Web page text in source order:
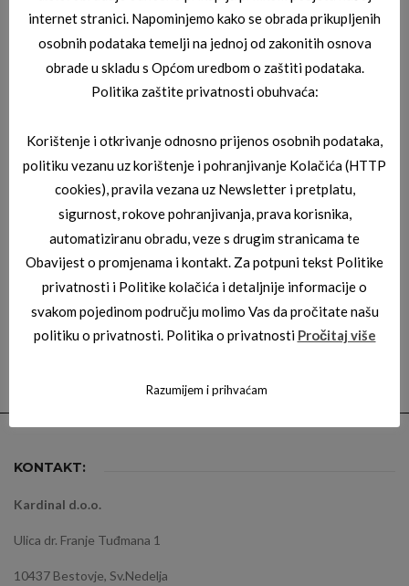
DESCRIPTION
Description
KONTAKT:
Kardinal d.o.o.
Ulica dr. Franje Tuđmana 1
10437 Bestovje, Sv.Nedelja
internet stranici. Napominjemo kako se obrada prikupljenih
osobnih podataka temelji na jednoj od zakonitih osnova
obrade u skladu s Općom uredbom o zaštiti podataka.
Politika zaštite privatnosti obuhvaća:
Korištenje i otkrivanje odnosno prijenos osobnih podataka,
politiku vezanu uz korištenje i pohranjivanje Kolačića (HTTP
cookies), pravila vezana uz Newsletter i pretplatu,
sigurnost, rokove pohranjivanja, prava korisnika,
automatiziranu obradu, veze s drugim stranicama te
Obavijest o promjenama i kontakt. Za potpuni tekst Politike
privatnosti i Politike kolačića i detaljnije informacije o
svakom pojedinom području molimo Vas da pročitate našu
politiku o privatnosti. Politika o privatnosti Pročitaj više
Razumijem i prihvaćam